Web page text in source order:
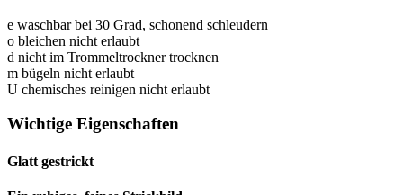
e waschbar bei 30 Grad, schonend schleudern
o bleichen nicht erlaubt
d nicht im Trommeltrockner trocknen
m bügeln nicht erlaubt
U chemisches reinigen nicht erlaubt
Wichtige Eigenschaften
Glatt gestrickt